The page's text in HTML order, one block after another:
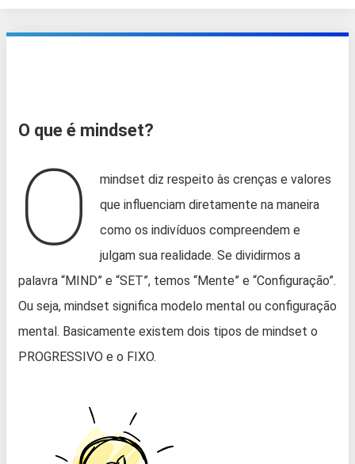
O que é mindset?
O
mindset diz respeito às crenças e valores
que influenciam diretamente na maneira
como os indivíduos compreendem e
julgam sua realidade. Se dividirmos a
palavra “MIND” e “SET”, temos “Mente” e “Configuração”.
Ou seja, mindset significa modelo mental ou configuração
mental. Basicamente existem dois tipos de mindset o
PROGRESSIVO e o FIXO.